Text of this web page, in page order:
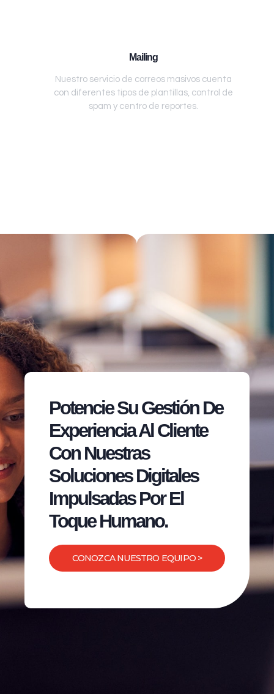
Mailing
Nuestro servicio de correos masivos cuenta
con diferentes tipos de plantillas, control de
spam y centro de reportes.
Potencie Su Gestión De
Experiencia Al Cliente
Con Nuestras
Soluciones Digitales
Impulsadas Por El
Toque Humano.
CONOZCA NUESTRO EQUIPO >